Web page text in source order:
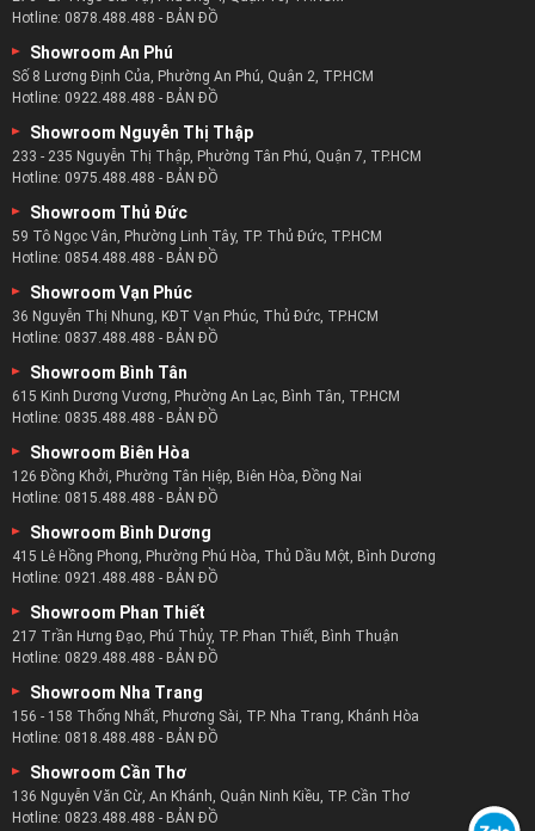
Hotline: 0878.488.488 - BẢN ĐỒ
Showroom An Phú
Số 8 Lương Định Của, Phường An Phú, Quận 2, TP.HCM
Hotline: 0922.488.488 - BẢN ĐỒ
Showroom Nguyễn Thị Thập
233 - 235 Nguyễn Thị Thập, Phường Tân Phú, Quận 7, TP.HCM
Hotline: 0975.488.488 - BẢN ĐỒ
Showroom Thủ Đức
59 Tô Ngọc Vân, Phường Linh Tây, TP. Thủ Đức, TP.HCM
Hotline: 0854.488.488 - BẢN ĐỒ
Showroom Vạn Phúc
36 Nguyễn Thị Nhung, KĐT Vạn Phúc, Thủ Đức, TP.HCM
Hotline: 0837.488.488 - BẢN ĐỒ
Showroom Bình Tân
615 Kinh Dương Vương, Phường An Lạc, Bình Tân, TP.HCM
Hotline: 0835.488.488 - BẢN ĐỒ
Showroom Biên Hòa
126 Đồng Khởi, Phường Tân Hiệp, Biên Hòa, Đồng Nai
Hotline: 0815.488.488 - BẢN ĐỒ
Showroom Bình Dương
415 Lê Hồng Phong, Phường Phú Hòa, Thủ Dầu Một, Bình Dương
Hotline: 0921.488.488 - BẢN ĐỒ
Showroom Phan Thiết
217 Trần Hưng Đạo, Phú Thủy, TP. Phan Thiết, Bình Thuận
Hotline: 0829.488.488 - BẢN ĐỒ
Showroom Nha Trang
156 - 158 Thống Nhất, Phương Sài, TP. Nha Trang, Khánh Hòa
Hotline: 0818.488.488 - BẢN ĐỒ
Showroom Cần Thơ
136 Nguyễn Văn Cừ, An Khánh, Quận Ninh Kiều, TP. Cần Thơ
Hotline: 0823.488.488 - BẢN ĐỒ